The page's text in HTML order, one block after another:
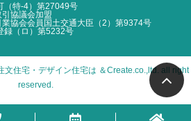
（特-4）第27049号
引協議会加盟
業協会会員国土交通大臣（2）第9374号
録（ロ）第5232号
文住宅・デザイン住宅は ＆Create.co.,ltd. all right
reserved.